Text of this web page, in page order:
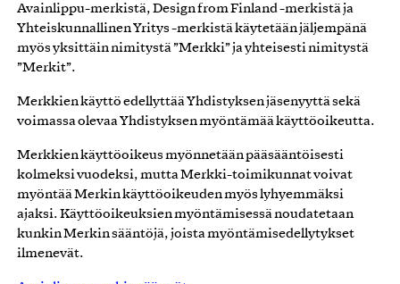
Avainlippu-merkistä, Design from Finland -merkistä ja
Yhteiskunnallinen Yritys -merkistä käytetään jäljempänä
myös yksittäin nimitystä ”Merkki” ja yhteisesti nimitystä
”Merkit”.
Merkkien käyttö edellyttää Yhdistyksen jäsenyyttä sekä
voimassa olevaa Yhdistyksen myöntämää käyttöoikeutta.
Merkkien käyttöoikeus myönnetään pääsääntöisesti
kolmeksi vuodeksi, mutta Merkki-toimikunnat voivat
myöntää Merkin käyttöoikeuden myös lyhyemmäksi
ajaksi. Käyttöoikeuksien myöntämisessä noudatetaan
kunkin Merkin sääntöjä, joista myöntämisedellytykset
ilmenevät.